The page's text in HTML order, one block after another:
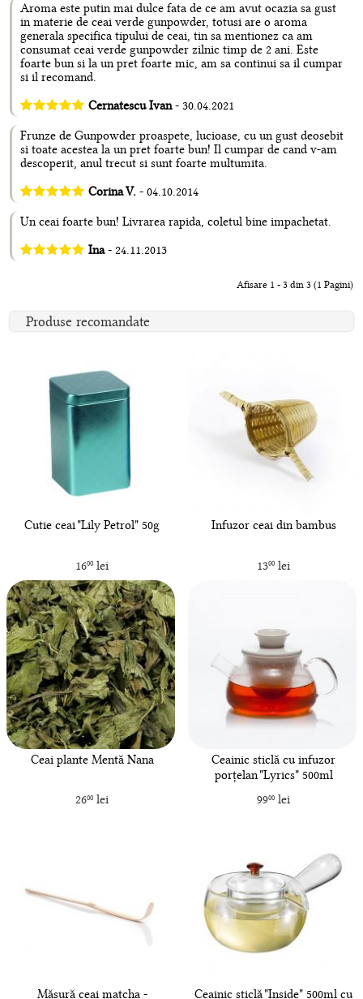
Aroma este putin mai dulce fata de ce am avut ocazia sa gust
in materie de ceai verde gunpowder, totusi are o aroma
generala specifica tipului de ceai, tin sa mentionez ca am
consumat ceai verde gunpowder zilnic timp de 2 ani. Este
foarte bun si la un pret foarte mic, am sa continui sa il cumpar
si il recomand.
Cernatescu Ivan- 30.04.2021
Frunze de Gunpowder proaspete, lucioase, cu un gust deosebit
si toate acestea la un pret foarte bun! Il cumpar de cand v-am
descoperit, anul trecut si sunt foarte multumita.
Corina V. - 04.10.2014
Un ceai foarte bun! Livrarea rapida, coletul bine impachetat.
Ina- 24.11.2013
Afisare 1 - 3 din 3 (1 Pagini)
Produse recomandate
Cutie ceai "Lily Petrol" 50g
1600lei
Infuzor ceai din bambus
1300lei
Ceai plante Mentă Nana
2600lei
Ceainic sticlă cu infuzor
porțelan "Lyrics" 500ml
9900lei
Măsură ceai matcha - Ceainic sticlă "Inside" 500ml cu